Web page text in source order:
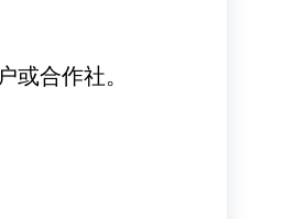
合作社。